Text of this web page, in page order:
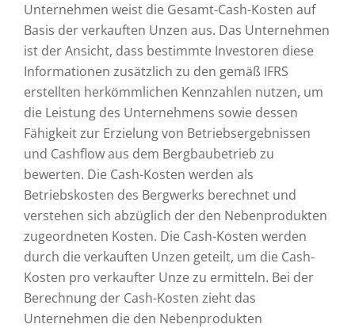
Unternehmen weist die Gesamt-Cash-Kosten auf
Basis der verkauften Unzen aus. Das Unternehmen
ist der Ansicht, dass bestimmte Investoren diese
Informationen zusätzlich zu den gemäß IFRS
erstellten herkömmlichen Kennzahlen nutzen, um
die Leistung des Unternehmens sowie dessen
Fähigkeit zur Erzielung von Betriebsergebnissen
und Cashflow aus dem Bergbaubetrieb zu
bewerten. Die Cash-Kosten werden als
Betriebskosten des Bergwerks berechnet und
verstehen sich abzüglich der den Nebenprodukten
zugeordneten Kosten. Die Cash-Kosten werden
durch die verkauften Unzen geteilt, um die Cash-
Kosten pro verkaufter Unze zu ermitteln. Bei der
Berechnung der Cash-Kosten zieht das
Unternehmen die den Nebenprodukten